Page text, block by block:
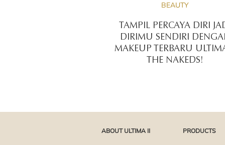
BEAUTY
TAMPIL PERCAYA DIRI
DIRIMU SENDIRI
MAKEUP TERBARU
THE NAKEDS!
ABOUT ULTIMA II PRODUCTS